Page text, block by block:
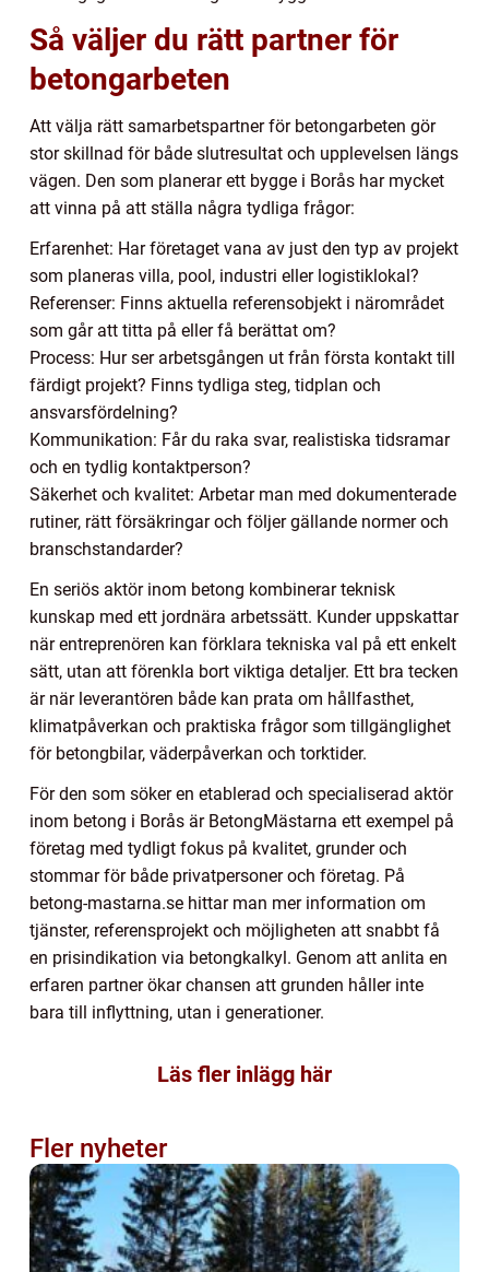
Så väljer du rätt partner för
betongarbeten
Att välja rätt samarbetspartner för betongarbeten gör
stor skillnad för både slutresultat och upplevelsen längs
vägen. Den som planerar ett bygge i Borås har mycket
att vinna på att ställa några tydliga frågor:
Erfarenhet: Har företaget vana av just den typ av projekt
som planeras villa, pool, industri eller logistiklokal?
Referenser: Finns aktuella referensobjekt i närområdet
som går att titta på eller få berättat om?
Process: Hur ser arbetsgången ut från första kontakt till
färdigt projekt? Finns tydliga steg, tidplan och
ansvarsfördelning?
Kommunikation: Får du raka svar, realistiska tidsramar
och en tydlig kontaktperson?
Säkerhet och kvalitet: Arbetar man med dokumenterade
rutiner, rätt försäkringar och följer gällande normer och
branschstandarder?
En seriös aktör inom betong kombinerar teknisk
kunskap med ett jordnära arbetssätt. Kunder uppskattar
när entreprenören kan förklara tekniska val på ett enkelt
sätt, utan att förenkla bort viktiga detaljer. Ett bra tecken
är när leverantören både kan prata om hållfasthet,
klimatpåverkan och praktiska frågor som tillgänglighet
för betongbilar, väderpåverkan och torktider.
För den som söker en etablerad och specialiserad aktör
inom betong i Borås är BetongMästarna ett exempel på
företag med tydligt fokus på kvalitet, grunder och
stommar för både privatpersoner och företag. På
betong-mastarna.se hittar man mer information om
tjänster, referensprojekt och möjligheten att snabbt få
en prisindikation via betongkalkyl. Genom att anlita en
erfaren partner ökar chansen att grunden håller inte
bara till inflyttning, utan i generationer.
Läs fler inlägg här
Fler nyheter